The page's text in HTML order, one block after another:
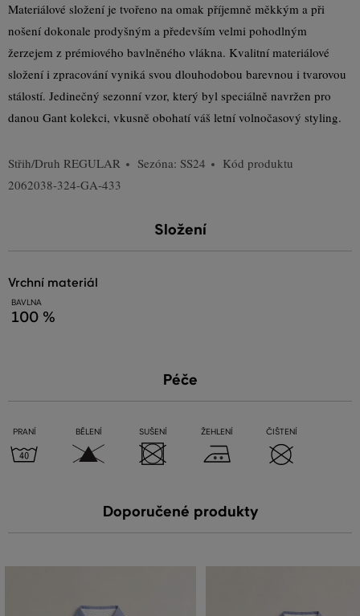
Materiálové složení je tvořeno na omak příjemně měkkým a při
nošení dokonale prodyšným a především velmi pohodlným
žerzejem z prémiového bavlněného vlákna. Kvalitní materiálové
složení i zpracování vyniká svou dlouhodobou barevnou i tvarovou
stálostí. Jedinečný sezonní vzor, který byl speciálně navržen pro
danou Gant kolekci, vkusně obohatí váš letní volnočasový styling.
Střih/Druh REGULAR Sezóna: SS24
Kód produktu
2062038-324-GA-433
Složení
vrchní materiál
BAVLNA
100 %
Péče
PRANÍ BĚLENÍ SUŠENÍ ŽEHLENÍ ČIŠTENÍ
Doporučené produkty